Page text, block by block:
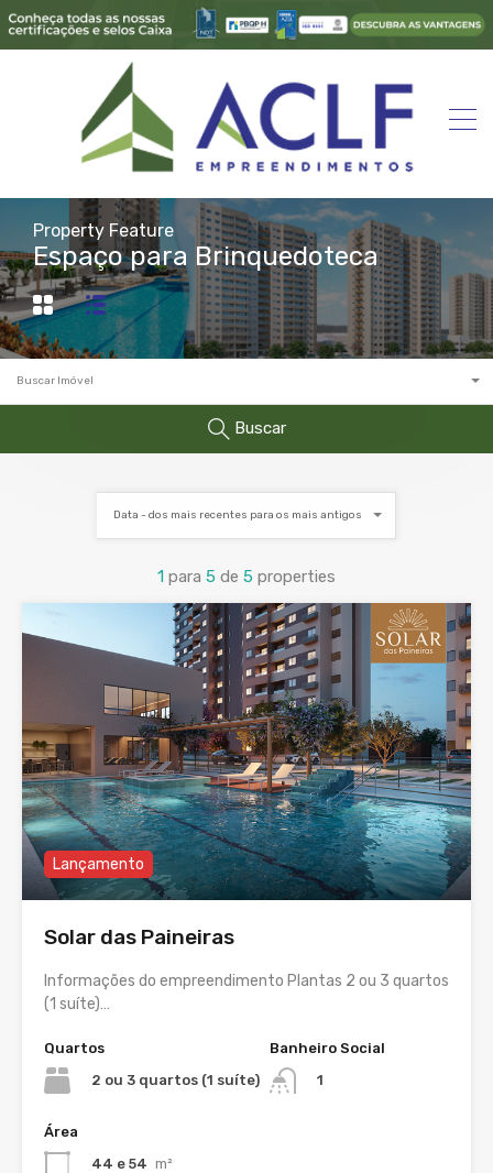
Property Feature
Espaço para Brinquedoteca
Buscar Imóvel
Buscar
1 para 5 de 5 properties
Data - dos mais recentes para os mais antigos
Lançamento
Solar das Paineiras
Informações do empreendimento Plantas 2 ou 3 quartos
(1 suíte)…
Quartos
2 ou 3 quartos (1 suíte)
Banheiro Social
1
Área
44 e 54 m²